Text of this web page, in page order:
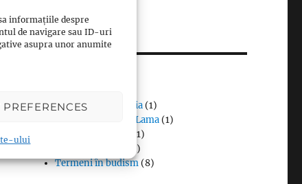
informațiile despre
de navigare sau ID-uri
asupra unor anumite
ului
Budismul în Japonia (1)
Interviuri cu Dalai Lama (1)
(1)
(1)
Termeni în budism(8)